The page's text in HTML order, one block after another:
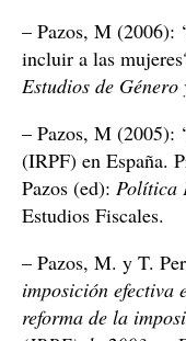
– Pazos, M (2006):
incluir a las
Estudios de
– Pazos, M (2005):
(IRPF) en España.
Pazos (ed): Política
Estudios Fiscales.
– Pazos, M. y T.
imposición efectiva
reforma de la